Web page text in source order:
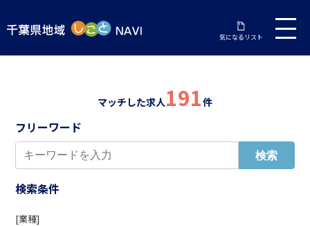
気になるリスト
マッチした求人191件
フリーワード
検索条件
[業種]